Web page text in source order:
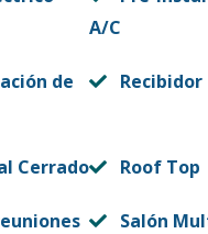
A/C
de
Recibidor
Cerrado Roof Top
Salón